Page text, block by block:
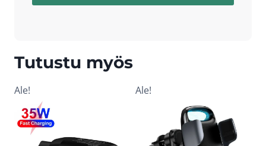
Tutustu myös
Ale! Ale!